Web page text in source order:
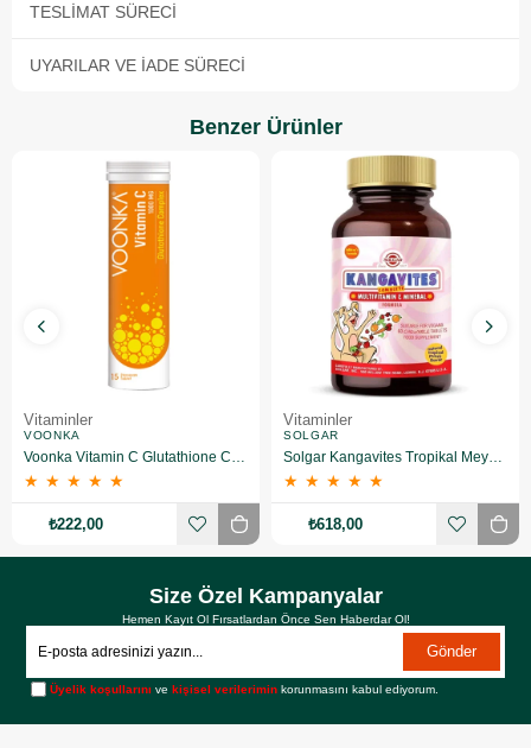
TESLIMAT SÜRECI
UYARILAR VE İADE SÜRECI
Benzer Ürünler
Vitaminler
VOONKA
★ ★ ★ ★ ★
₺222,00
Vitaminler
SOLGAR
★ ★ ★ ★ ★
₺618,00
Size Özel Kampanyalar
Hemen Kayıt Ol Fırsatlardan Önce Sen Haberdar Ol!
Gönder
Üyelik koşullarını vekişisel verilerimin korunmasını kabul ediyorum.